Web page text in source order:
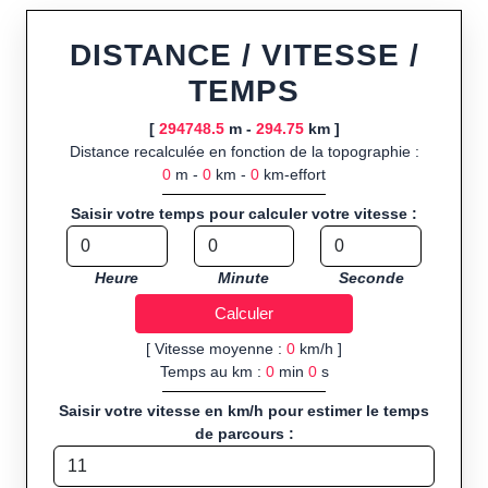
Fonctionnalités principales :tracé interactif point par point
ou import de fichier GPX, calcul instantané de la distance
(ajustée à la topographie), de la vitesse et du temps estimé,
profil d’élévation avec options de lissage, export en trace GPX,
route GPX, KML (plat ou relief) et TCX, ainsi que calculs
intégrés de calories dépensées, de VO₂max/VMA et d’IMC.
strong> sportifs de loisir et compétiteurs
préparant entraînements et parcours, organisateurs
d’événements partageant leurs itinéraires, et utilisateurs de
GPS souhaitant charger leurs trajets à l’avance.
Sports et activités disponibles :
Footing (jogging), course à
pied, cyclisme (vélo), VTT, randonnée, roller et équitation.
DISTANCE / VITESSE /
TEMPS
[ 294748.5m - 294.75km ]
Distance recalculée en fonction de la topographie :
0 m - 0 km - 0 km-effort
Saisir votre temps pour calculer votre vitesse :
Heure Minute Seconde
[ Vitesse moyenne : 0 km/h ]
Temps au km : 0min 0s
Saisir votre vitesse en km/h pour estimer le temps
de parcours :